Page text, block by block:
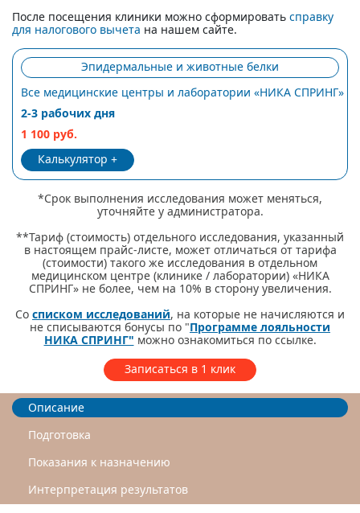
После посещения клиники можно сформировать справку
для налогового вычета на нашем сайте.
Эпидермальные и животные белки
Все медицинские центры и лаборатории «НИКА СПРИНГ»
2-3 рабочих дня
1 100 руб.
Калькулятор
*Срок выполнения исследования может меняться,
уточняйте у администратора.
**Тариф (стоимость) отдельного исследования, указанный
в настоящем прайс-листе, может отличаться от тарифа
(стоимости) такого же исследования в отдельном
медицинском центре (клинике / лаборатории) «НИКА
СПРИНГ» не более, чем на 10% в сторону увеличения.
Со списком исследований, на которые не начисляются и
не списываются бонусы по "Программе лояльности
НИКА СПРИНГ" можно ознакомиться по ссылке.
Записаться в 1 клик
Описание
Подготовка
Показания к назначению
Интерпретация результатов